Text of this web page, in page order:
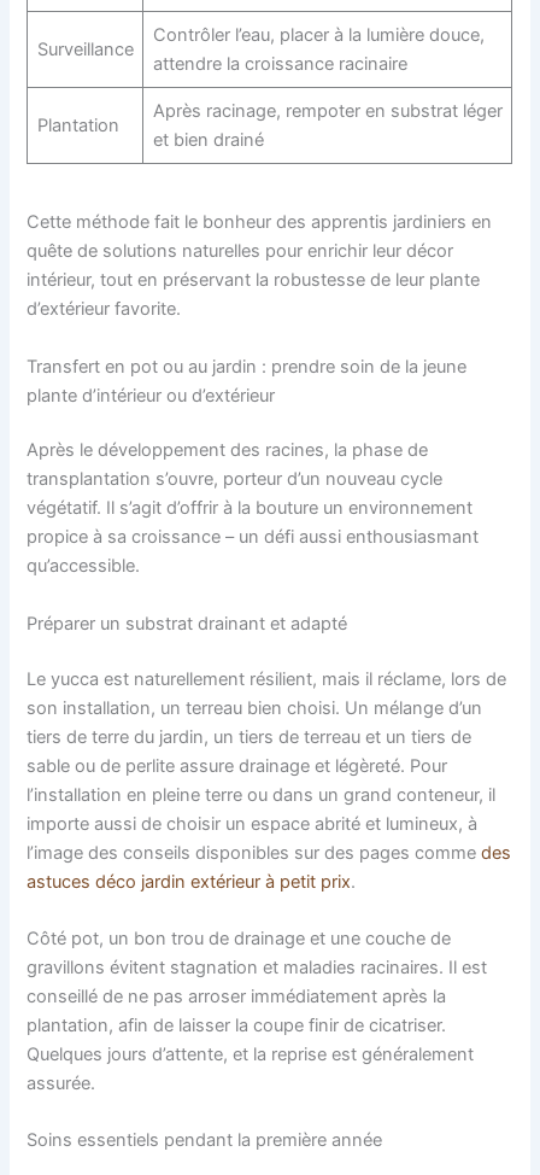
Surveillance
Contrôler l’eau, placer à la lumière douce,
attendre la croissance racinaire
Plantation
Après racinage, rempoter en substrat léger
et bien drainé
Cette méthode fait le bonheur des apprentis jardiniers en
quête de solutions naturelles pour enrichir leur décor
intérieur, tout en préservant la robustesse de leur plante
d’extérieur favorite.
Transfert en pot ou au jardin : prendre soin de la jeune
plante d’intérieur ou d’extérieur
Après le développement des racines, la phase de
transplantation s’ouvre, porteur d’un nouveau cycle
végétatif. Il s’agit d’offrir à la bouture un environnement
propice à sa croissance – un défi aussi enthousiasmant
qu’accessible.
Préparer un substrat drainant et adapté
Le yucca est naturellement résilient, mais il réclame, lors de
son installation, un terreau bien choisi. Un mélange d’un
tiers de terre du jardin, un tiers de terreau et un tiers de
sable ou de perlite assure drainage et légèreté. Pour
l’installation en pleine terre ou dans un grand conteneur, il
importe aussi de choisir un espace abrité et lumineux, à
l’image des conseils disponibles sur des pages commedes
astuces déco jardin extérieur à petit prix.
Côté pot, un bon trou de drainage et une couche de
gravillons évitent stagnation et maladies racinaires. Il est
conseillé de ne pas arroser immédiatement après la
plantation, afin de laisser la coupe finir de cicatriser.
Quelques jours d’attente, et la reprise est généralement
assurée.
Soins essentiels pendant la première année